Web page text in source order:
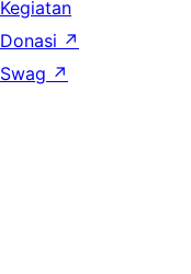
Kegiatan
Donasi ↗
Swag ↗